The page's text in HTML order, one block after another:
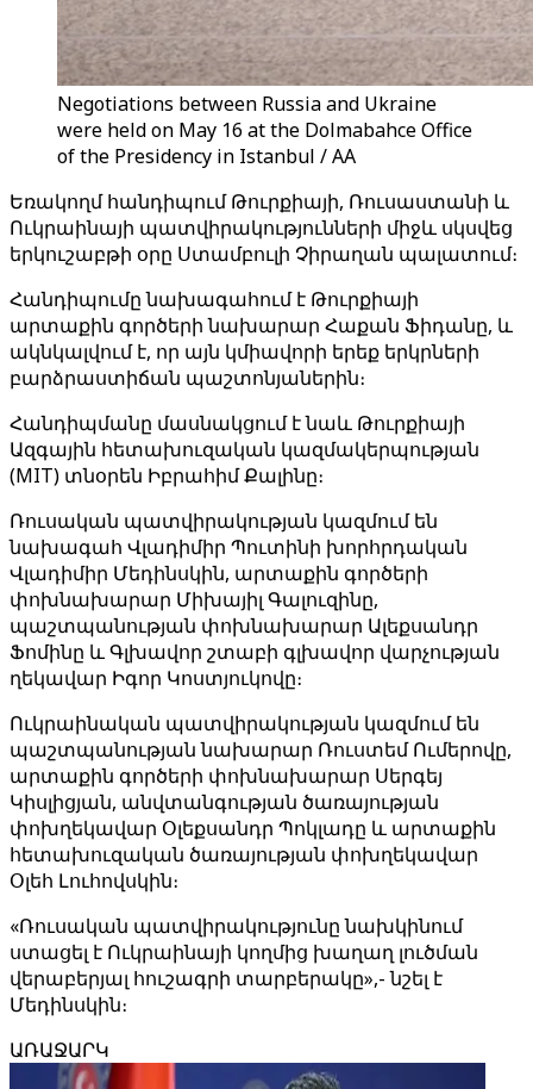
Negotiations between Russia and Ukraine
were held on May 16 at the Dolmabahce Office
of the Presidency in Istanbul / AA
Եռակողմ հանդիպում Թուրքիայի, Ռուսաստանի և
Ուկրաինայի պատվիրակությունների միջև սկսվեց
երկուշաբթի օրը Ստամբուլի Չիրաղան պալատում։
Հանդիպումը նախագահում է Թուրքիայի
արտաքին գործերի նախարար Հաքան Ֆիդանը, և
ակնկալվում է, որ այն կմիավորի երեք երկրների
բարձրաստիճան պաշտոնյաներին։
Հանդիպմանը մասնակցում է նաև Թուրքիայի
Ազգային հետախուզական կազմակերպության
(MIT) տնօրեն Իբրահիմ Քալինը։
Ռուսական պատվիրակության կազմում են
նախագահ Վլադիմիր Պուտինի խորհրդական
Վլադիմիր Մեդինսկին, արտաքին գործերի
փոխնախարար Միխայիլ Գալուզինը,
պաշտպանության փոխնախարար Ալեքսանդր
Ֆոմինը և Գլխավոր շտաբի գլխավոր վարչության
ղեկավար Իգոր Կոստյուկովը։
Ուկրաինական պատվիրակության կազմում են
պաշտպանության նախարար Ռուստեմ Ումերովը,
արտաքին գործերի փոխնախարար Սերգեյ
Կիսլիցյան, անվտանգության ծառայության
փոխղեկավար Օլեքսանդր Պոկլադը և արտաքին
հետախուզական ծառայության փոխղեկավար
Օլեհ Լուհովսկին։
«Ռուսական պատվիրակությունը նախկինում
ստացել է Ուկրաինայի կողմից խաղաղ լուծման
վերաբերյալ հուշագրի տարբերակը»,- նշել է
Մեդինսկին։
ԱՌԱՋԱՐԿ